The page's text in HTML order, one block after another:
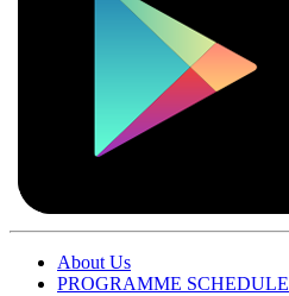
About Us
PROGRAMME SCHEDULE